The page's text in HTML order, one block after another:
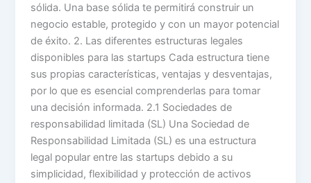
sólida. Una base sólida te permitirá construir un
negocio estable, protegido y con un mayor potencial
de éxito. 2. Las diferentes estructuras legales
disponibles para las startups Cada estructura tiene
sus propias características, ventajas y desventajas,
por lo que es esencial comprenderlas para tomar
una decisión informada. 2.1 Sociedades de
responsabilidad limitada (SL) Una Sociedad de
Responsabilidad Limitada (SL) es una estructura
legal popular entre las startups debido a su
simplicidad, flexibilidad y protección de activos